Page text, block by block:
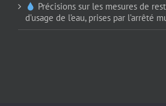
Précisions sur les mesures de
d’usage de l’eau, prises par l’arrêté